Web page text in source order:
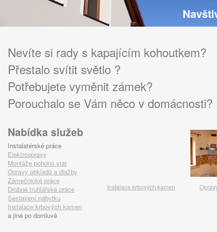
Nevíte si rady s kapajícím kohoutkem?
Přestalo svítit světlo ?
Potřebujete vyměnit zámek?
Porouchalo se Vám něco v domácnosti?
Nabídka služeb
Instalatérské práce
Elektroopravy
Montáže pohonů vrat
Opravy obkladů a dlažby
Zámečnické práce
Drobné truhlářské práce
Sestavení nábytku
Instalace krbových kamen
a jiné po domluvě
Instalace krbových kamen